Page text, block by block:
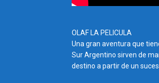
OLAF LA PELICULA
Una gran aventura que
Sur Argentino sirven de
destino a partir de un